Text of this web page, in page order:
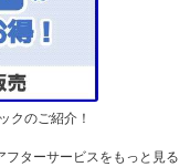
クのご紹介！
フターサービスをもっと見る